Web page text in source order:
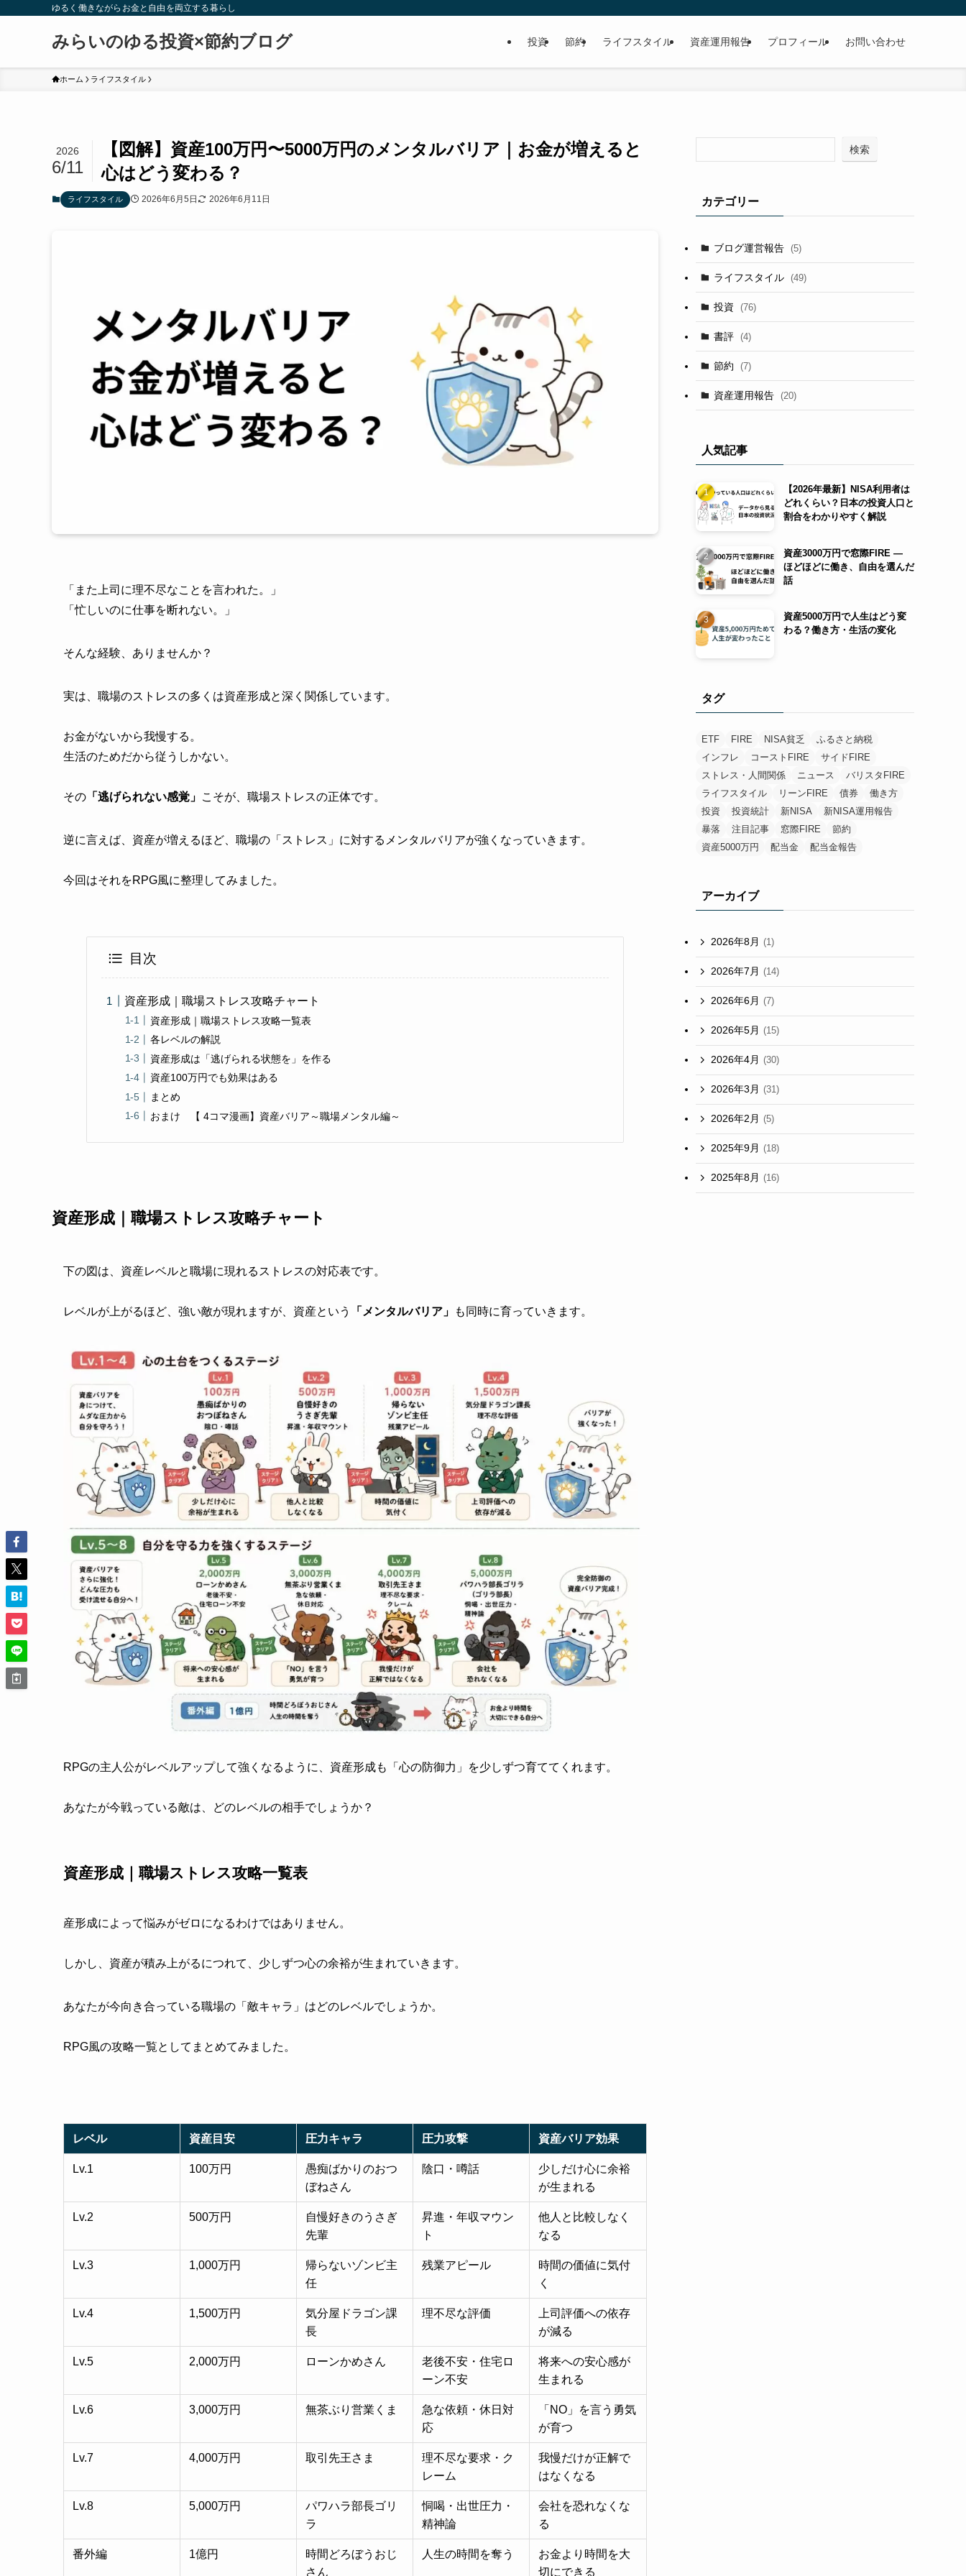
ゆるく働きながらお金と自由を両立する暮らし
みらいのゆる投資×節約ブログ 投資 節約 ライフスタイル 資産運用報告 プロフィール お問い合わせ
ホーム ライフスタイル
【図解】資産100万円〜5000万円のメンタルバリア｜お金が増えると
心はどう変わる？
2026
6/11
ライフスタイル 2026年6月5日 2026年6月11日
「また上司に理不尽なことを言われた。」
「忙しいのに仕事を断れない。」
そんな経験、ありませんか？
実は、職場のストレスの多くは資産形成と深く関係しています。
お金がないから我慢する。
生活のためだから従うしかない。
その 「逃げられない感覚」 こそが、職場ストレスの正体です。
逆に言えば、資産が増えるほど、職場の「ストレス」に対するメンタルバリアが強くなっていきます。
今回はそれをRPG風に整理してみました。
目次
資産形成｜職場ストレス攻略チャート
資産形成｜職場ストレス攻略一覧表
各レベルの解説
資産形成は「逃げられる状態を」を作る
資産100万円でも効果はある
まとめ
おまけ 【 4コマ漫画】資産バリア～職場メンタル編～
資産形成｜職場ストレス攻略チャート
下の図は、資産レベルと職場に現れるストレスの対応表です。
レベルが上がるほど、強い敵が現れますが、資産という 「メンタルバリア」 も同時に育っていきます。
RPGの主人公がレベルアップして強くなるように、資産形成も「心の防御力」を少しずつ育ててくれます。
あなたが今戦っている敵は、どのレベルの相手でしょうか？
資産形成｜職場ストレス攻略一覧表
産形成によって悩みがゼロになるわけではありません。
しかし、資産が積み上がるにつれて、少しずつ心の余裕が生まれていきます。
あなたが今向き合っている職場の「敵キャラ」はどのレベルでしょうか。
RPG風の攻略一覧としてまとめてみました。
レベル 資産目安 圧力キャラ 圧力攻撃 資産バリア効果
Lv.1 100万円
愚痴ばかりのおつ
ぼねさん
陰口・噂話
少しだけ心に余裕
が生まれる
Lv.2 500万円
自慢好きのうさぎ
先輩
昇進・年収マウン
ト
他人と比較しなく
なる
Lv.3 1,000万円
帰らないゾンビ主
任
残業アピール
時間の価値に気付
く
Lv.4 1,500万円
気分屋ドラゴン課
長
理不尽な評価
上司評価への依存
が減る
Lv.5 2,000万円 ローンかめさん
老後不安・住宅ロ
ーン不安
将来への安心感が
生まれる
Lv.6 3,000万円 無茶ぶり営業くま
急な依頼・休日対
応
「NO」を言う勇気
が育つ
Lv.7 4,000万円 取引先王さま
理不尽な要求・ク
レーム
我慢だけが正解で
はなくなる
Lv.8 5,000万円
パワハラ部長ゴリ
ラ
恫喝・出世圧力・
精神論
会社を恐れなくな
る
番外編 1億円
時間どろぼうおじ
さん
人生の時間を奪う
お金より時間を大
切にできる
検索
カテゴリー
ブログ運営報告 (5)
ライフスタイル (49)
投資 (76)
書評 (4)
節約 (7)
資産運用報告 (20)
人気記事
【2026年最新】NISA利用者は
どれくらい？日本の投資人口と
割合をわかりやすく解説
資産3000万円で窓際FIRE ―
ほどほどに働き、自由を選んだ
話
資産5000万円で人生はどう変
わる？働き方・生活の変化
タグ
ETF FIRE NISA貧乏
ふるさと納税
インフレ
コーストFIRE
サイドFIRE
ストレス・人間関係
ニュース
バリスタFIRE
ライフスタイル
リーンFIRE 債券
働き方
投資
投資統計 新NISA
新NISA運用報告
暴落
注目記事 窓際FIRE
節約
資産5000万円
配当金 配当金報告
アーカイブ
2026年8月 (1)
2026年7月 (14)
2026年6月 (7)
2026年5月 (15)
2026年4月 (30)
2026年3月 (31)
2026年2月 (5)
2025年9月 (18)
2025年8月 (16)